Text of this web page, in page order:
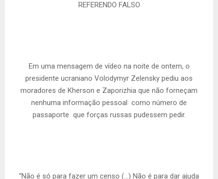
REFERENDO FALSO
Em uma mensagem de vídeo na noite de ontem, o
presidente ucraniano Volodymyr Zelensky pediu aos
moradores de Kherson e Zaporizhia que não forneçam
nenhuma informação pessoal  como número de
passaporte  que forças russas pudessem pedir.
“Não é só para fazer um censo (…) Não é para dar ajuda